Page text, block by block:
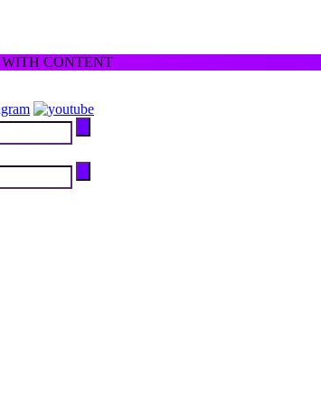
CONTENT